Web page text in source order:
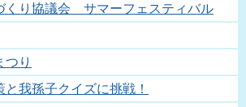
くり協議会 サマーフェスティバル
つり
我孫子クイズに挑戦！